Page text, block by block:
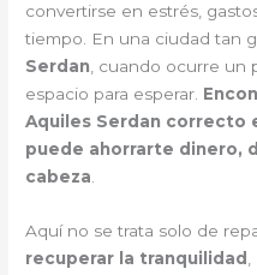
convertirse en estrés,
tiempo. En una ciudad tan
Serdan, cuando ocurre un
espacio para esperar.
Aquiles Serdan correcto
puede ahorrarte dinero,
cabeza.
Aquí no se trata solo de
recuperar la tranquilidad